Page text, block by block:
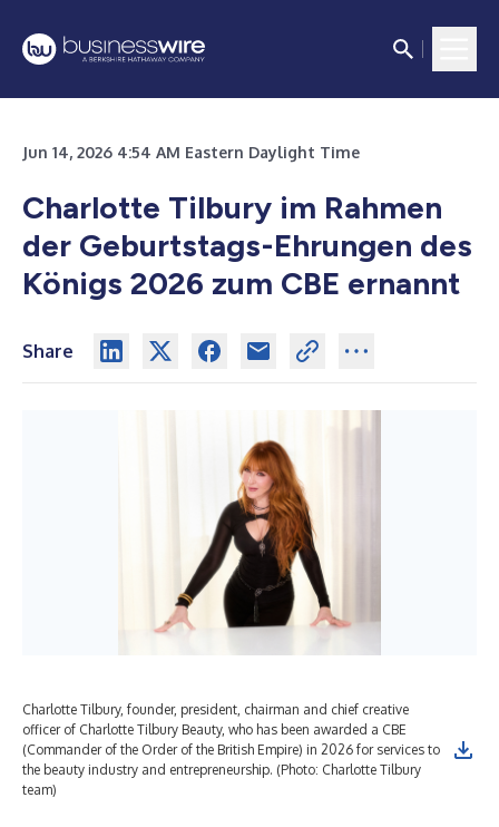
Jun 14, 2026 4:54 AM Eastern Daylight Time
Charlotte Tilbury im Rahmen
der Geburtstags-Ehrungen des
Königs 2026 zum CBE ernannt
Share
Charlotte Tilbury, founder, president, chairman and chief creative
officer of Charlotte Tilbury Beauty, who has been awarded a CBE
(Commander of the Order of the British Empire) in 2026 for services to
the beauty industry and entrepreneurship. (Photo: Charlotte Tilbury
team)